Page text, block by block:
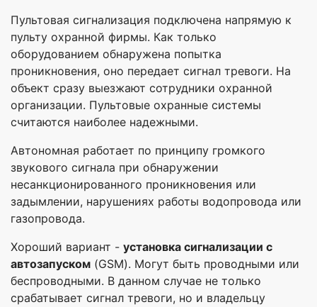
Пультовая сигнализация подключена напрямую к
пульту охранной фирмы. Как только
оборудованием обнаружена попытка
проникновения, оно передает сигнал тревоги. На
объект сразу выезжают сотрудники охранной
организации. Пультовые охранные системы
считаются наиболее надежными.
Автономная работает по принципу громкого
звукового сигнала при обнаружении
несанкционированного проникновения или
задымлении, нарушениях работы водопровода или
газопровода.
Хороший вариант - установка сигнализации с
автозапуском (GSM). Могут быть проводными или
беспроводными. В данном случае не только
срабатывает сигнал тревоги, но и владельцу